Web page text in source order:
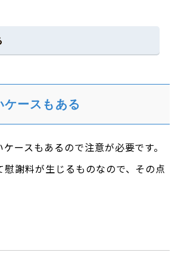
ースもある
ースもあるので注意が必要です。
謝料が生じるものなので、その点